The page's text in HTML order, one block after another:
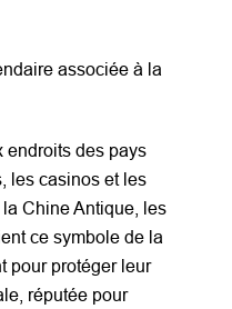
associée à la
endroits des pays
les casinos et les
Chine Antique, les
ce symbole de la
pour protéger leur
réputée pour